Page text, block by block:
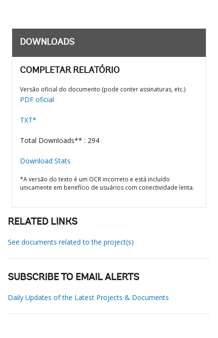
DOWNLOADS
COMPLETAR RELATÓRIO
Versão oficial do documento (pode conter assinaturas, etc.)
PDF oficial
TXT*
Total Downloads** : 294
Download Stats
*A versão do texto é um OCR incorreto e está incluído
unicamente em benefício de usuários com conectividade lenta.
RELATED LINKS
See documents related to the project(s)
SUBSCRIBE TO EMAIL ALERTS
Daily Updates of the Latest Projects & Documents